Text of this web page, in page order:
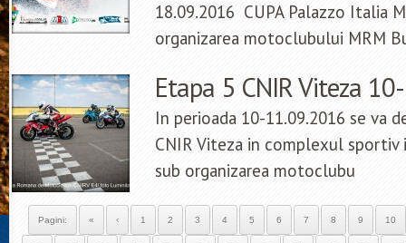
18.09.2016 CUPA Palazzo Italia
organizarea motoclubului MRM
Etapa 5 CNIR Viteza
In perioada 10-11.09.2016 se va
CNIR Viteza in complexul sportiv
sub organizarea motoclubu
Pagini: « ‹ 1 2 3 4 5 6 7 8 9 10